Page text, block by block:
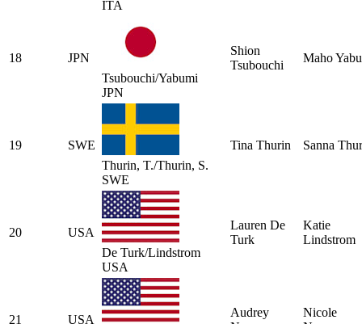
ITA
18
JPN
Tsubouchi/Yabumi
JPN
Shion
Tsubouchi
Maho
19
SWE
Thurin, T./Thurin, S.
SWE
Tina Thurin Sanna
20
USA
De Turk/Lindstrom
USA
Lauren De
Turk
Katie
Lindstrom
21
USA
Audrey
Nicole